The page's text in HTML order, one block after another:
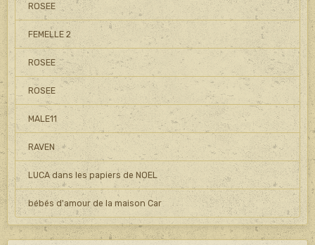
ROSEE
FEMELLE 2
ROSEE
ROSEE
MALE11
RAVEN
LUCA dans les papiers de NOEL
bébés d'amour de la maison Car